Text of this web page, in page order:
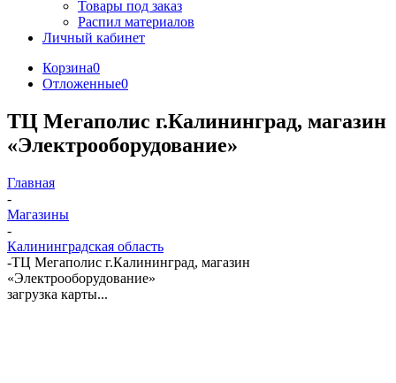
Товары под заказ
Распил материалов
Личный кабинет
Корзина0
Отложенные0
ТЦ Мегаполис г.Калининград, магазин
«Электрооборудование»
Главная
-
Магазины
-
Калининградская область
-ТЦ Мегаполис г.Калининград, магазин
«Электрооборудование»
загрузка карты...